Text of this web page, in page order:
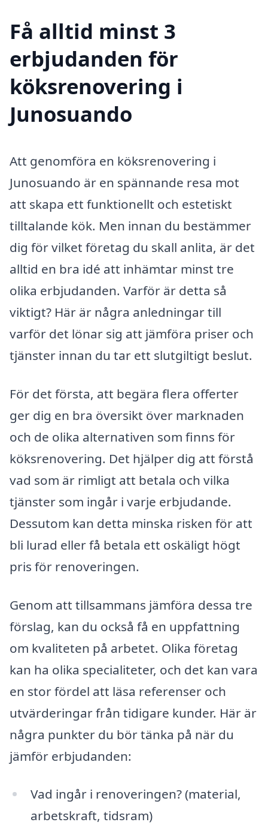
Få alltid minst 3
erbjudanden för
köksrenovering i
Junosuando
Att genomföra en köksrenovering i
Junosuando är en spännande resa mot
att skapa ett funktionellt och estetiskt
tilltalande kök. Men innan du bestämmer
dig för vilket företag du skall anlita, är det
alltid en bra idé att inhämtar minst tre
olika erbjudanden. Varför är detta så
viktigt? Här är några anledningar till
varför det lönar sig att jämföra priser och
tjänster innan du tar ett slutgiltigt beslut.
För det första, att begära flera offerter
ger dig en bra översikt över marknaden
och de olika alternativen som finns för
köksrenovering. Det hjälper dig att förstå
vad som är rimligt att betala och vilka
tjänster som ingår i varje erbjudande.
Dessutom kan detta minska risken för att
bli lurad eller få betala ett oskäligt högt
pris för renoveringen.
Genom att tillsammans jämföra dessa tre
förslag, kan du också få en uppfattning
om kvaliteten på arbetet. Olika företag
kan ha olika specialiteter, och det kan vara
en stor fördel att läsa referenser och
utvärderingar från tidigare kunder. Här är
några punkter du bör tänka på när du
jämför erbjudanden:
Vad ingår i renoveringen? (material,
arbetskraft, tidsram)